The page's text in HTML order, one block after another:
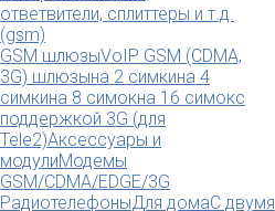
ответвители, сплиттеры и т.д.
(gsm)
GSM шлюзыVoIP GSM (CDMA,
3G) шлюзына 2 симкина 4
симкина 8 симокна 16 симокс
поддержкой 3G (для
Tele2)Аксессуары и
модулиМодемы
GSM/CDMA/EDGE/3G
РадиотелефоныДля домаС двумя